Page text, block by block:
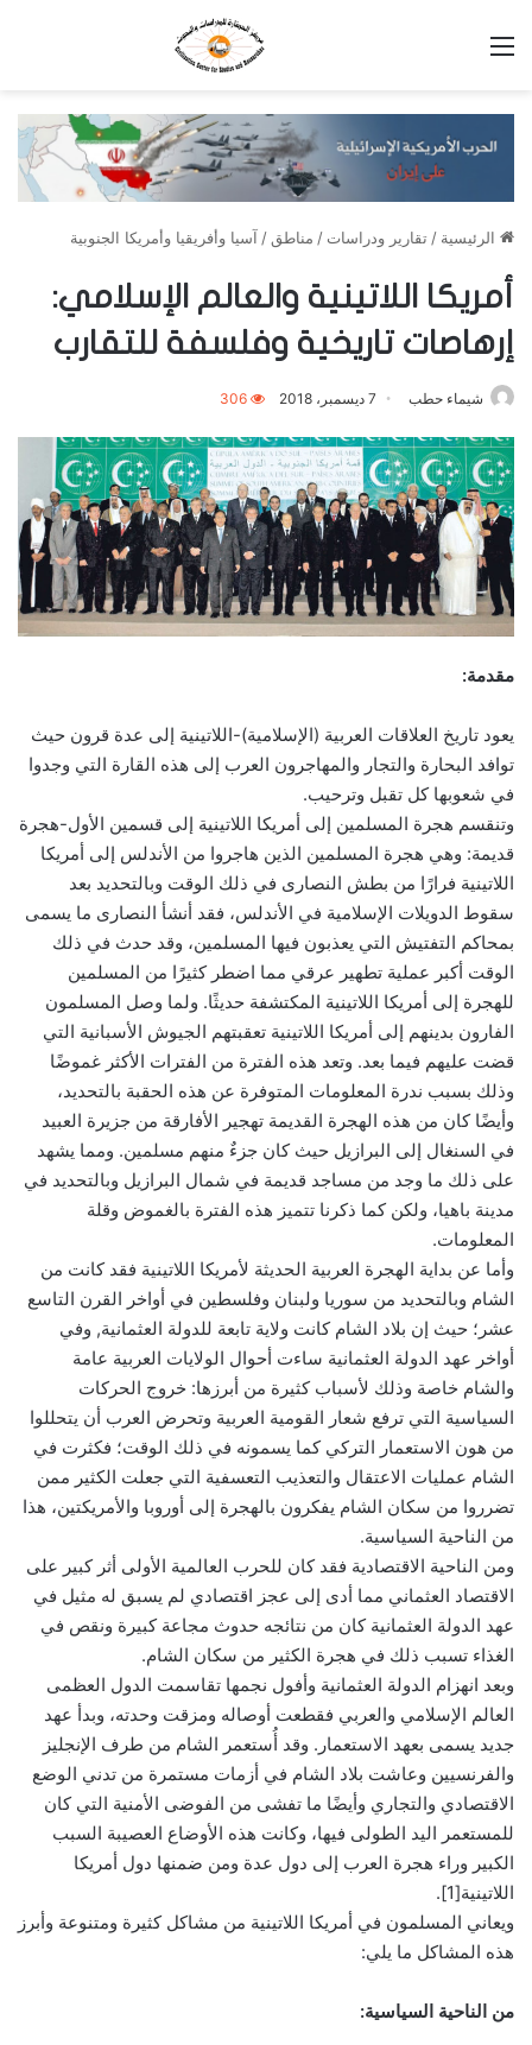
الرئيسية / تقارير ودراسات / مناطق / آسيا وأفريقيا وأمريكا الجنوبية
أمريكا اللاتينية والعالم الإسلامي:
إرهاصات تاريخية وفلسفة للتقارب
شيماء حطب 7 ديسمبر، 2018 306
مقدمة:
يعود تاريخ العلاقات العربية (الإسلامية)-اللاتينية إلى عدة قرون حيث
توافد البحارة والتجار والمهاجرون العرب إلى هذه القارة التي وجدوا
في شعوبها كل تقبل وترحيب.
وتنقسم هجرة المسلمين إلى أمريكا اللاتينية إلى قسمين الأول-هجرة
قديمة: وهي هجرة المسلمين الذين هاجروا من الأندلس إلى أمريكا
اللاتينية فرارًا من بطش النصارى في ذلك الوقت وبالتحديد بعد
سقوط الدويلات الإسلامية في الأندلس، فقد أنشأ النصارى ما يسمى
بمحاكم التفتيش التي يعذبون فيها المسلمين، وقد حدث في ذلك
الوقت أكبر عملية تطهير عرقي مما اضطر كثيرًا من المسلمين
للهجرة إلى أمريكا اللاتينية المكتشفة حديثًا. ولما وصل المسلمون
الفارون بدينهم إلى أمريكا اللاتينية تعقبتهم الجيوش الأسبانية التي
قضت عليهم فيما بعد. وتعد هذه الفترة من الفترات الأكثر غموضًا
وذلك بسبب ندرة المعلومات المتوفرة عن هذه الحقبة بالتحديد،
وأيضًا كان من هذه الهجرة القديمة تهجير الأفارقة من جزيرة العبيد
في السنغال إلى البرازيل حيث كان جزءٌ منهم مسلمين. ومما يشهد
على ذلك ما وجد من مساجد قديمة في شمال البرازيل وبالتحديد في
مدينة باهيا، ولكن كما ذكرنا تتميز هذه الفترة بالغموض وقلة
المعلومات.
وأما عن بداية الهجرة العربية الحديثة لأمريكا اللاتينية فقد كانت من
الشام وبالتحديد من سوريا ولبنان وفلسطين في أواخر القرن التاسع
عشر؛ حيث إن بلاد الشام كانت ولاية تابعة للدولة العثمانية, وفي
أواخر عهد الدولة العثمانية ساءت أحوال الولايات العربية عامة
والشام خاصة وذلك لأسباب كثيرة من أبرزها: خروج الحركات
السياسية التي ترفع شعار القومية العربية وتحرض العرب أن يتحللوا
من هون الاستعمار التركي كما يسمونه في ذلك الوقت؛ فكثرت في
الشام عمليات الاعتقال والتعذيب التعسفية التي جعلت الكثير ممن
تضرروا من سكان الشام يفكرون بالهجرة إلى أوروبا والأمريكتين، هذا
من الناحية السياسية.
ومن الناحية الاقتصادية فقد كان للحرب العالمية الأولى أثر كبير على
الاقتصاد العثماني مما أدى إلى عجز اقتصادي لم يسبق له مثيل في
عهد الدولة العثمانية كان من نتائجه حدوث مجاعة كبيرة ونقص في
الغذاء تسبب ذلك في هجرة الكثير من سكان الشام.
وبعد انهزام الدولة العثمانية وأفول نجمها تقاسمت الدول العظمى
العالم الإسلامي والعربي فقطعت أوصاله ومزقت وحدته، وبدأ عهد
جديد يسمى بعهد الاستعمار. وقد أُستعمر الشام من طرف الإنجليز
والفرنسيين وعاشت بلاد الشام في أزمات مستمرة من تدني الوضع
الاقتصادي والتجاري وأيضًا ما تفشى من الفوضى الأمنية التي كان
للمستعمر اليد الطولى فيها، وكانت هذه الأوضاع العصيبة السبب
الكبير وراء هجرة العرب إلى دول عدة ومن ضمنها دول أمريكا
اللاتينية[1].
ويعاني المسلمون في أمريكا اللاتينية من مشاكل كثيرة ومتنوعة وأبرز
هذه المشاكل ما يلي:
من الناحية السياسية: